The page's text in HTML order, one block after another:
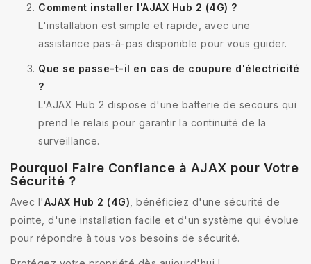
Comment installer l'AJAX Hub 2 (4G) ?
L'installation est simple et rapide, avec une
assistance pas-à-pas disponible pour vous guider.
Que se passe-t-il en cas de coupure d'électricité
?
L'AJAX Hub 2 dispose d'une batterie de secours qui
prend le relais pour garantir la continuité de la
surveillance.
Pourquoi Faire Confiance à AJAX pour Votre
Sécurité ?
Avec l'AJAX Hub 2 (4G) , bénéficiez d'une sécurité de
pointe, d'une installation facile et d'un système qui évolue
pour répondre à tous vos besoins de sécurité.